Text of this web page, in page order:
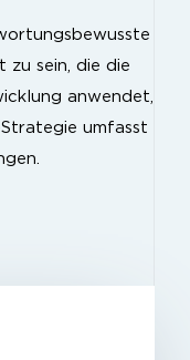
zu sein, die die
anwendet,
umfasst